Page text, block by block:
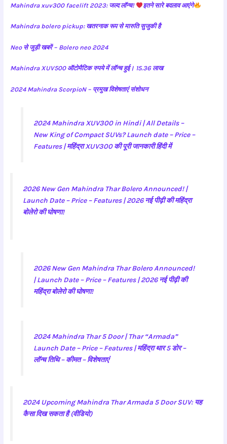
Mahindra xuv300 facelift 2023: जल्द लॉन्च! इतने सारे बदलाव आएंगे
Mahindra bolero pickup: खतरनाक रूप से मारुति सुजुकी है
Neo से जुड़ी खबरें – Bolero neo 2024
Mahindra XUV500 ऑटोमैटिक रुपये में लॉन्च हुई। 15.36 लाख
2024 Mahindra ScorpioN – प्रमुख विशेषताएं संशोधन
2024 Mahindra XUV300 in Hindi | All Details –
New King of Compact SUVs? Launch date – Price –
Features | महिंद्रा XUV300 की पूरी जानकारी हिंदी में
2026 New Gen Mahindra Thar Bolero Announced! |
Launch Date – Price – Features | 2026 नई पीढ़ी की महिंद्रा
बोलेरो की घोषणा!
2026 New Gen Mahindra Thar Bolero Announced!
| Launch Date – Price – Features | 2026 नई पीढ़ी की
महिंद्रा बोलेरो की घोषणा!
2024 Mahindra Thar 5 Door | Thar “Armada”
Launch Date – Price – Features | महिंद्रा थार 5 डोर –
लॉन्च तिथि – कीमत – विशेषताएं
2024 Upcoming Mahindra Thar Armada 5 Door SUV: यह
कैसा दिख सकता है (वीडियो)